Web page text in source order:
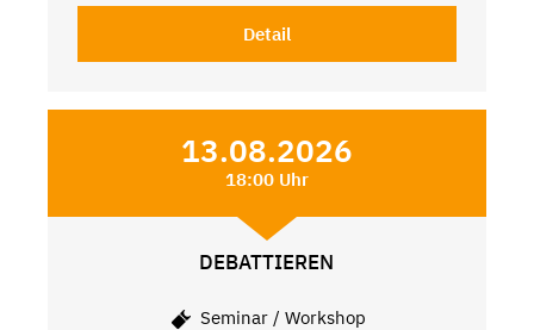
Detail
13.08.2026
18:00 Uhr
DEBATTIEREN
Seminar / Workshop